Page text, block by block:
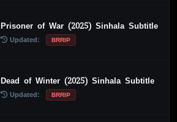
Prisoner of War (2025) Sinhala Subtitle
Updated: BRRIP
Dead of Winter (2025) Sinhala Subtitle
Updated: BRRIP